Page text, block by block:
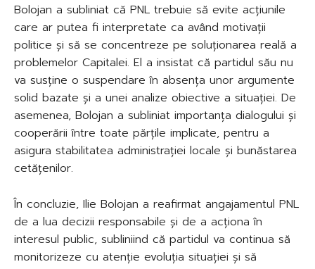
Bolojan a subliniat că PNL trebuie să evite acțiunile
care ar putea fi interpretate ca având motivații
politice și să se concentreze pe soluționarea reală a
problemelor Capitalei. El a insistat că partidul său nu
va susține o suspendare în absența unor argumente
solid bazate și a unei analize obiective a situației. De
asemenea, Bolojan a subliniat importanța dialogului și
cooperării între toate părțile implicate, pentru a
asigura stabilitatea administrației locale și bunăstarea
cetățenilor.
În concluzie, Ilie Bolojan a reafirmat angajamentul PNL
de a lua decizii responsabile și de a acționa în
interesul public, subliniind că partidul va continua să
monitorizeze cu atenție evoluția situației și să